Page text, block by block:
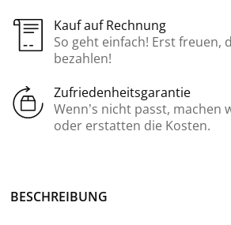
Kauf auf Rechnung
So geht einfach! Erst freuen,
bezahlen!
Zufriedenheitsgarantie
Wenn’s nicht passt, machen
oder erstatten die Kosten.
BE­SCHREI­BUNG